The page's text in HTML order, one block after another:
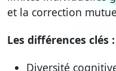
et la correction
Les différences clés :
Diversité